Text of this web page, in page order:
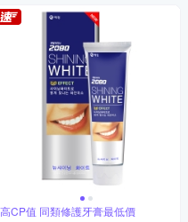
高CP值 同類修護牙膏最低價